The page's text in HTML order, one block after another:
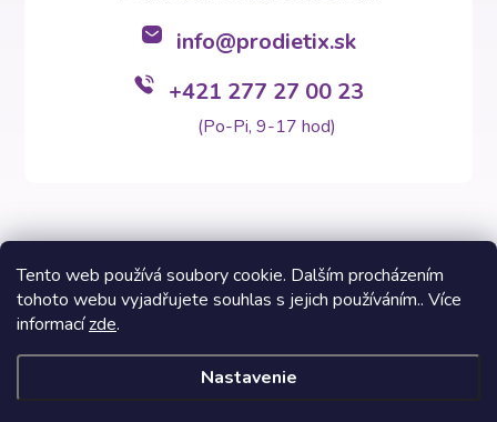
Tento web používá soubory cookie. Dalším procházením
tohoto webu vyjadřujete souhlas s jejich používáním.. Více
informacízde.
Nastavenie
info@prodietix.sk
+421 277 27 00 23
(Po-Pi, 9-17 hod)
Vytvoril Shoptet Premium
Copyright 2026